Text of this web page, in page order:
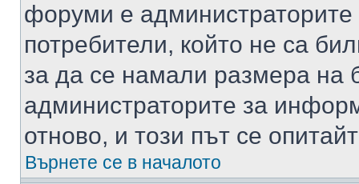
форуми е администраторите
потребители, който не са
за да се намали размера на
администраторите за
отново, и този път се
Върнете се в началото